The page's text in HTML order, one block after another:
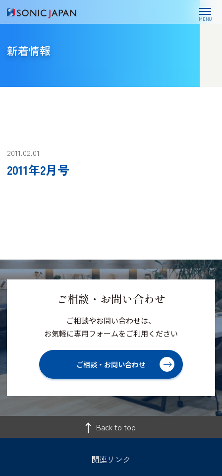
MENU
新着情報
2011.02.01
2011年2月号
ご相談・お問い合わせ
ご相談やお問い合わせは、
お気軽に専用フォームをご利用ください
ご相談・お問い合わせ
Back to top
関連リンク